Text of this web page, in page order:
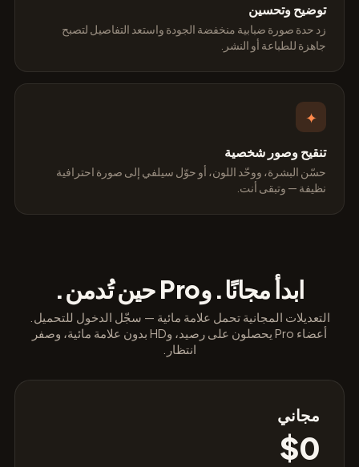
توضيح وتحسين
زد حدة صورة ضبابية منخفضة الجودة واستعد التفاصيل لتصبح
جاهزة للطباعة أو النشر.
✦
تنقيح وصور شخصية
حسّن البشرة، ووحّد اللون، أو حوّل سيلفي إلى صورة احترافية
نظيفة — وتبقى أنت.
ابدأ مجانًا. وPro حين تُدمن.
التعديلات المجانية تحمل علامة مائية — سجّل الدخول للتحميل.
أعضاء Pro يحصلون على رصيد، وHD بدون علامة مائية، وصفر
انتظار.
مجاني
$0